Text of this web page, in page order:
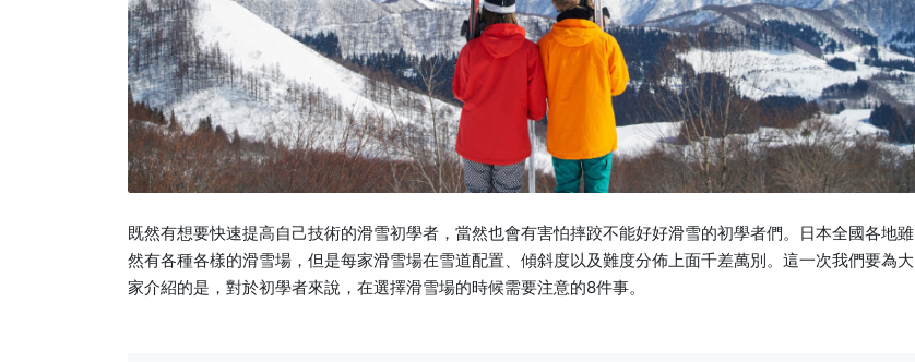
既然有想要快速提高自己技術的滑雪初學者，當然也會有害怕摔跤不能好好滑雪的初學者們。日本全國各地雖
然有各種各樣的滑雪場，但是每家滑雪場在雪道配置、傾斜度以及難度分佈上面千差萬別。這一次我們要為大
家介紹的是，對於初學者來說，在選擇滑雪場的時候需要注意的8件事。